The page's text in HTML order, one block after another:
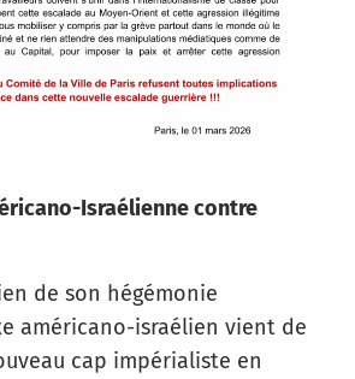
Israélienne contre
de son hégémonie
américano-israélien vient de
cap impérialiste en